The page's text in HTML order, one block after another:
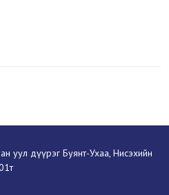
уул дүүрэг Буянт-Ухаа, Нисэхийн